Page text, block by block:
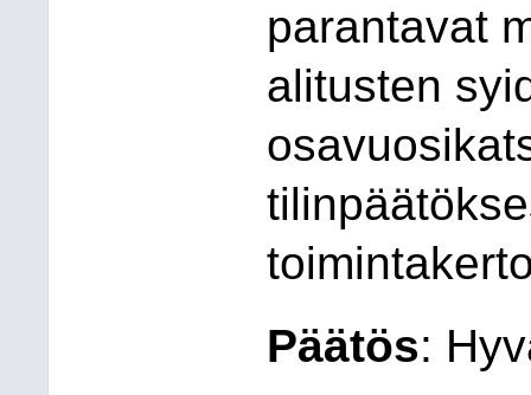
parantavat
alitusten
Päätös: